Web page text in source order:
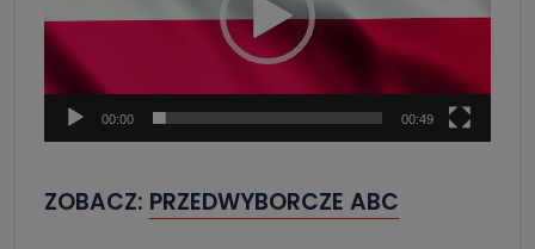
00:00 00:49
ZOBACZ: PRZEDWYBORCZE ABC